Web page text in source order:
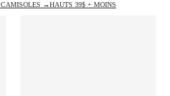
CAMISOLES →HAUTS 39$ + MOINS